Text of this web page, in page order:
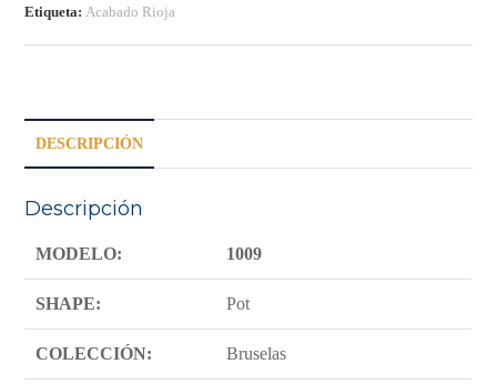
Etiqueta: Acabado Rioja
DESCRIPCIÓN
Descripción
MODELO: 1009
SHAPE: Pot
COLECCIÓN: Bruselas